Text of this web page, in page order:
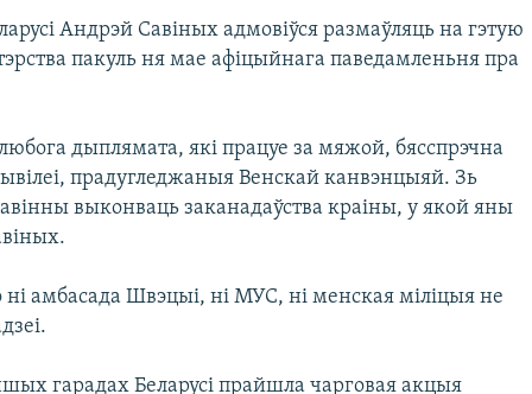
Андрэй Савіных адмовіўся размаўляць на гэтую
пакуль ня мае афіцыйнага паведамленьня пра
дыплямата, які працуе за мяжой, бясспрэчна
прадугледжаныя Венскай канвэнцыяй. Зь
выконваць заканадаўства краіны, у якой яны
амбасада Швэцыі, ні МУС, ні менская міліцыя не
гарадах Беларусі прайшла чарговая акцыя